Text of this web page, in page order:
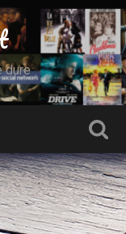
dure